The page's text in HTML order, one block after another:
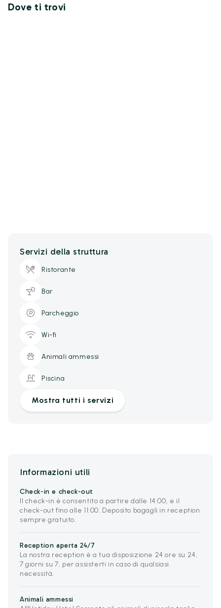
Dove ti trovi
Servizi della struttura
Ristorante
Bar
Parcheggio
Wi-fi
Animali ammessi
Piscina
Mostra tutti i servizi
Informazioni utili
Check-in e check-out
Il check-in è consentito a partire dalle 14:00, e il
check-out fino alle 11:00. Deposito bagagli in reception
sempre gratuito.
Reception aperta 24/7
La nostra reception è a tua disposizione 24 ore su 24,
7 giorni su 7, per assisterti in caso di qualsiasi
necessità.
Animali ammessi